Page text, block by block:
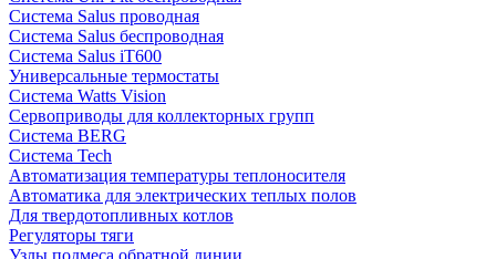
Система Salus проводная
Система Salus беспроводная
Система Salus iT600
Универсальные термостаты
Система Watts Vision
Сервоприводы для коллекторных групп
Система BERG
Система Tech
Автоматизация температуры теплоносителя
Автоматика для электрических теплых полов
Для твердотопливных котлов
Регуляторы тяги
Узлы подмеса обратной линии